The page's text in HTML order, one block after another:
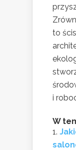
to
i
W